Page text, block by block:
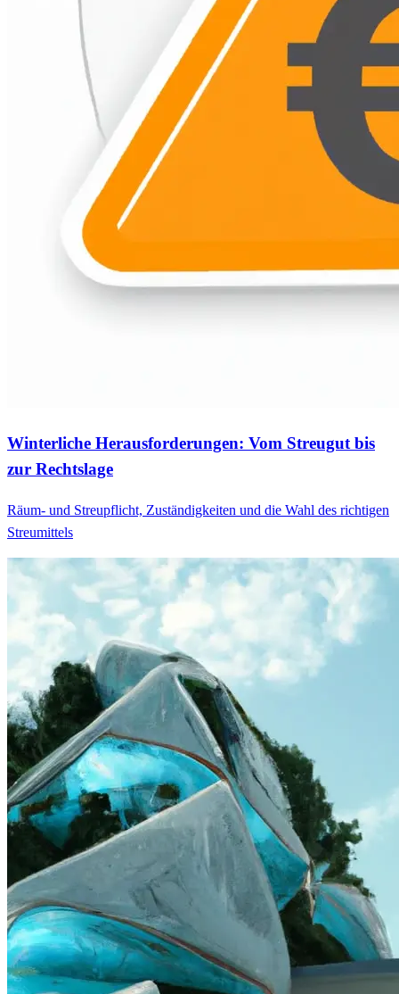
Winterliche Herausforderungen: Vom Streugut bis
zur Rechtslage
Räum- und Streupflicht, Zuständigkeiten und die Wahl des richtigen
Streumittels